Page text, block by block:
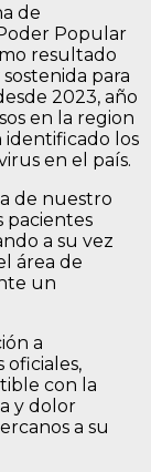
de
Popular
resultado
para
2023, año
en la region
identificado los
en el país.
de nuestro
pacientes
a su vez
área de
un
a
oficiales,
con la
y dolor
a su